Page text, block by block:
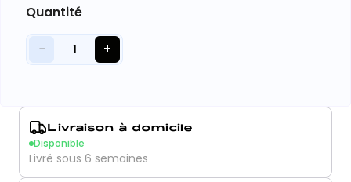
Quantité
− 1 +
Livraison à domicile
Disponible
Livré sous 6 semaines